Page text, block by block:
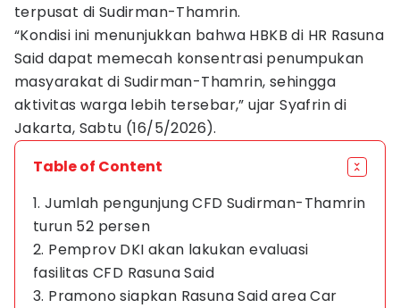
terpusat di Sudirman-Thamrin.
“Kondisi ini menunjukkan bahwa HBKB di HR Rasuna
Said dapat memecah konsentrasi penumpukan
masyarakat di Sudirman-Thamrin, sehingga
aktivitas warga lebih tersebar,” ujar Syafrin di
Jakarta, Sabtu (16/5/2026).
Table of Content
1. Jumlah pengunjung CFD Sudirman-Thamrin
turun 52 persen
2. Pemprov DKI akan lakukan evaluasi
fasilitas CFD Rasuna Said
3. Pramono siapkan Rasuna Said area Car